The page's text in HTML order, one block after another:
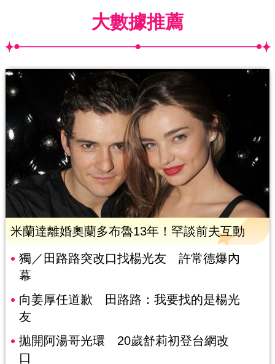
大數據推薦
米蘭達離婚奧蘭多布魯13年！罕談前夫互動
獨／田路路突改口找楊光友 許常德爆內
幕
向姜厚任道歉 田路路：我要找的是楊光
友
拋開阿湯哥光環 20歲舒莉初登台網改
口